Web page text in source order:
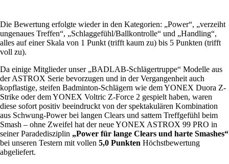
Die Bewertung erfolgte wieder in den Kategorien: „Power“, „verzeiht
ungenaues Treffen“, „Schlaggefühl/Ballkontrolle“ und „Handling“,
alles auf einer Skala von 1 Punkt (trifft kaum zu) bis 5 Punkten (trifft
voll zu).
Da einige Mitglieder unser „BADLAB-Schlägertruppe“ Modelle aus
der ASTROX Serie bevorzugen und in der Vergangenheit auch
kopflastige, steifen Badminton-Schlägern wie dem YONEX Duora Z-
Strike oder dem YONEX Voltric Z-Force 2 gespielt haben, waren
diese sofort positiv beeindruckt von der spektakulären Kombination
aus Schwung-Power bei langen Clears und sattem Treffgefühl beim
Smash – ohne Zweifel hat der neue YONEX ASTROX 99 PRO in
seiner Paradedisziplin „Power für lange Clears und harte Smashes“
bei unseren Testern mit vollen 5,0 Punkten Höchstbewertung
abgeliefert.